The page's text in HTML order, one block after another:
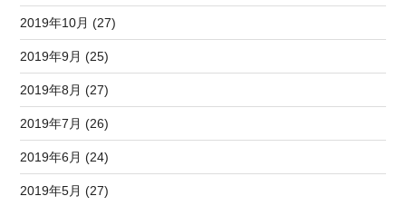
2019年10月 (27)
2019年9月 (25)
2019年8月 (27)
2019年7月 (26)
2019年6月 (24)
2019年5月 (27)